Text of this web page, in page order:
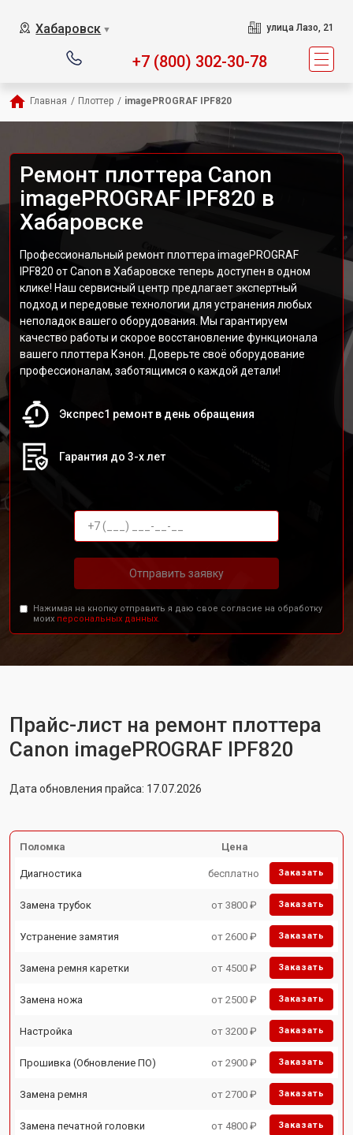
Хабаровск ▼ улица Лазо, 21
+7 (800) 302-30-78
Главная / Плоттер / imagePROGRAF IPF820
Ремонт плоттера Canon
imagePROGRAF IPF820 в
Хабаровске
Профессиональный ремонт плоттера imagePROGRAF
IPF820 от Canon в Хабаровске теперь доступен в одном
клике! Наш сервисный центр предлагает экспертный
подход и передовые технологии для устранения любых
неполадок вашего оборудования. Мы гарантируем
качество работы и скорое восстановление функционала
вашего плоттера Кэнон. Доверьте своё оборудование
профессионалам, заботящимся о каждой детали!
Экспрес1 ремонт в день обращения
Гарантия до 3-х лет
Отправить заявку
Нажимая на кнопку отправить я даю свое согласие на обработку
моих персональных данных.
Прайс-лист на ремонт плоттера
Canon imagePROGRAF IPF820
Дата обновления прайса: 17.07.2026
Поломка Цена
Диагностика бесплатно Заказать
Замена трубок от 3800 ₽ Заказать
Устранение замятия от 2600 ₽ Заказать
Замена ремня каретки от 4500 ₽ Заказать
Замена ножа от 2500 ₽ Заказать
Настройка от 3200 ₽ Заказать
Прошивка (Обновление ПО) от 2900 ₽ Заказать
Замена ремня от 2700 ₽ Заказать
Замена печатной головки от 4800 ₽ Заказать